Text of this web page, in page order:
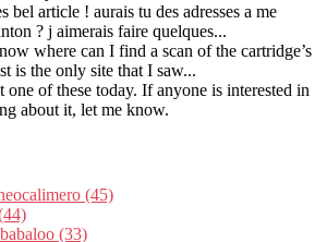
bel article ! aurais tu des adresses a me
? j aimerais faire quelques...
where can I find a scan of the cartridge’s
is the only site that I saw...
one of these today. If anyone is interested in
about it, let me know.
(45)
(33)